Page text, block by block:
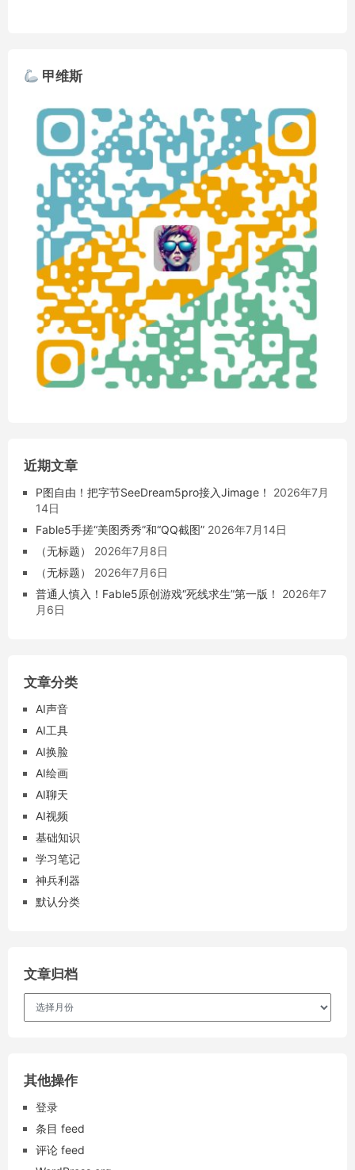
甲维斯
近期文章
P图自由！把字节SeeDream5pro接入Jimage！
2026年7月
14日
Fable5手搓“美图秀秀”和“QQ截图” 2026年7月14日
（无标题）
2026年7月8日
（无标题）
2026年7月6日
普通人慎入！Fable5原创游戏“死线求生”第一版！
2026年7
月6日
文章分类
AI声音
AI工具
AI换脸
AI绘画
AI聊天
AI视频
基础知识
学习笔记
神兵利器
默认分类
文章归档
其他操作
登录
条目 feed
评论 feed